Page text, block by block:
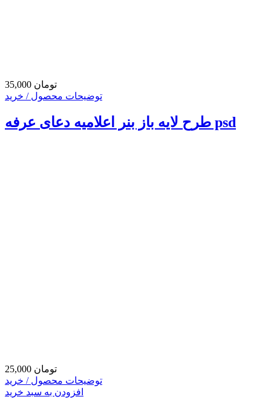
35,000 تومان
توضیحات محصول / خرید
طرح لایه باز بنر اعلامیه دعای عرفه psd
25,000 تومان
توضیحات محصول / خرید
افزودن به سبد خرید